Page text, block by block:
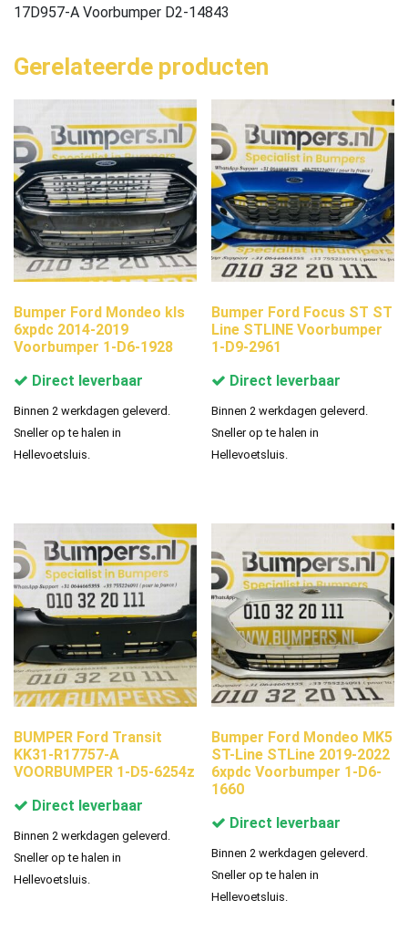
17D957-A Voorbumper D2-14843
Gerelateerde producten
Bumper Ford Mondeo kls
6xpdc 2014-2019
Voorbumper 1-D6-1928
Direct leverbaar
Binnen 2 werkdagen geleverd.
Sneller op te halen in
Hellevoetsluis.
Bumper Ford Focus ST ST
Line STLINE Voorbumper
1-D9-2961
Direct leverbaar
Binnen 2 werkdagen geleverd.
Sneller op te halen in
Hellevoetsluis.
BUMPER Ford Transit
KK31-R17757-A
VOORBUMPER 1-D5-6254z
Direct leverbaar
Binnen 2 werkdagen geleverd.
Sneller op te halen in
Hellevoetsluis.
Bumper Ford Mondeo MK5
ST-Line STLine 2019-2022
6xpdc Voorbumper 1-D6-
1660
Direct leverbaar
Binnen 2 werkdagen geleverd.
Sneller op te halen in
Hellevoetsluis.